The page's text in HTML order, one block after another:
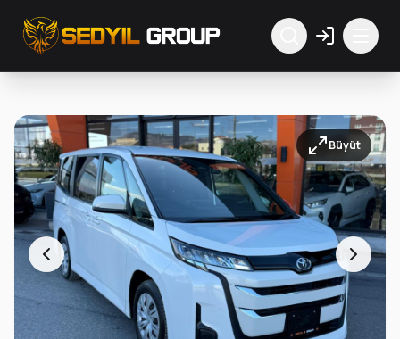
Büyüt